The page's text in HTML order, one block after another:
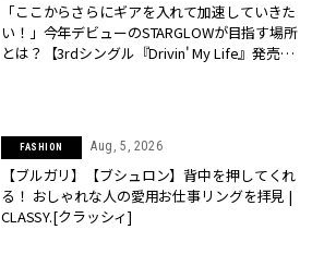
「ここからさらにギアを入れて加速していきた
い！」今年デビューのSTARGLOWが目指す場所
とは？【3rdシングル『Drivin' My Life』発売】 |
FASHION Aug, 5, 2026
【ブルガリ】【ブシュロン】背中を押してくれ
る！ おしゃれな人の愛用お仕事リングを拝見 |
CLASSY.[クラッシィ]